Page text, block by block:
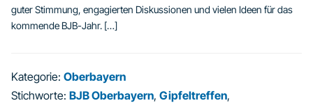
guter Stimmung, engagierten Diskussionen und vielen Ideen für das
kommende BJB-Jahr. […]
Kategorie: Oberbayern
Stichworte: BJB Oberbayern, Gipfeltreffen,